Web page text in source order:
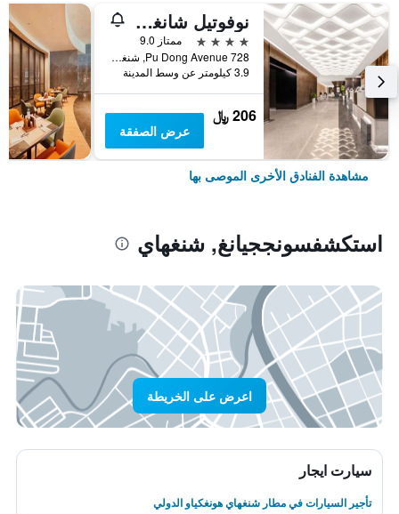
نوفوتيل شانغهاي أتلانتس
4 نجوم
ممتاز 9.0
728 Pu Dong Avenue, شنغهاي, الصين
3.9 كيلومتر عن وسط المدينة
206 ﷼
عرض الصفقة
مشاهدة الفنادق الأخرى الموصى بها
استكشفسونججيانغ, شنغهاي
اعرض على الخريطة
سيارت ايجار
تأجير السيارات في مطار شنغهاي هونغكياو الدولي